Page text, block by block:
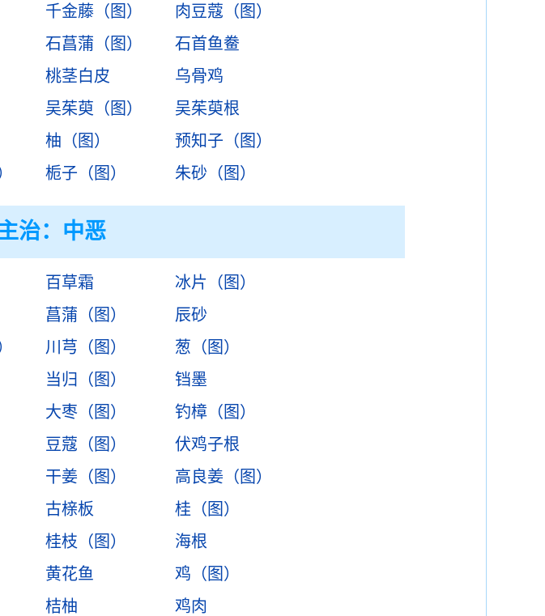
千金藤（图）
肉豆蔻（图）
石菖蒲（图）
石首鱼鲞
桃茎白皮
乌骨鸡
吴茱萸（图）
吴茱萸根
柚（图）
预知子（图）
栀子（图） 朱砂（图）
治： 中恶
百草霜
冰片（图）
菖蒲（图）
辰砂
川芎（图）
葱（图）
当归（图）
铛墨
大枣（图）
钓樟（图）
豆蔻（图）
伏鸡子根
干姜（图）
高良姜（图）
古榇板
桂（图）
桂枝（图）
海根
黄花鱼
鸡（图）
桔柚
鸡肉